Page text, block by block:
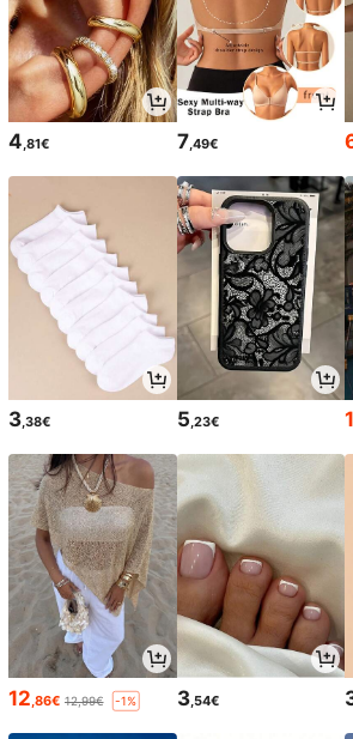
4,81€ 7,49€
3,38€ 5,23€
12 ,86€ 12,99€ -1% 3,54€